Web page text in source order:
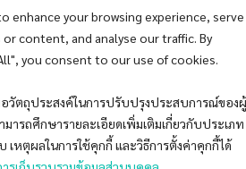
enhance your browsing experience, serve
content, and analyse our traffic. By
you consent to our use of cookies.
อวัตถุประสงค์ในการปรับปรุงประสบการณ์ของผู้
ารถศึกษารายละเอียดเพิ่มเติมเกี่ยวกับประเภท
เหตุผลในการใช้คุกกี้ และวิธีการตั้งค่าคุกกี้ได้
ะบวนการลงทุนอย่างเป็นระบบแบบ
Investing